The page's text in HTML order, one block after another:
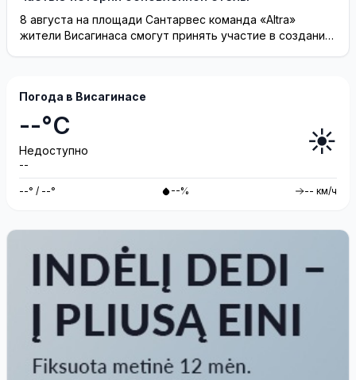
8 августа на площади Сантарвес команда «Altra»
жители Висагинаса смогут принять участие в создании
Погода в Висагинасе
--°C
Недоступно
--
☀️
--° / --° --% -- км/ч